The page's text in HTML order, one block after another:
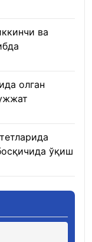
ва
олган
ўқиш